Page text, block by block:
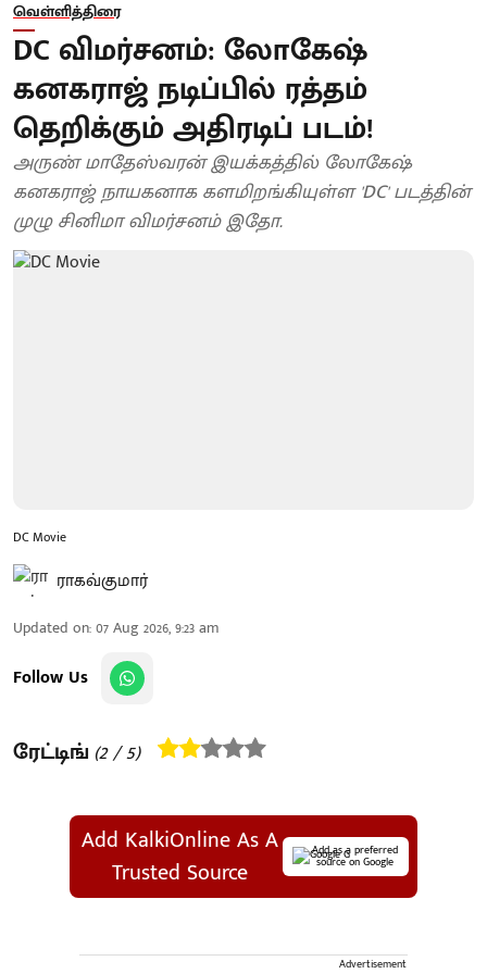
வெள்ளித்திரை
DC விமர்சனம்: லோகேஷ்
கனகராஜ் நடிப்பில் ரத்தம்
தெறிக்கும் அதிரடிப் படம்!
அருண் மாதேஸ்வரன் இயக்கத்தில் லோகேஷ்
கனகராஜ் நாயகனாக களமிறங்கியுள்ள 'DC' படத்தின்
முழு சினிமா விமர்சனம் இதோ.
DC Movie
ராகவ்குமார்
Updated on:07 Aug 2026, 9:23 am
Follow Us
ரேட்டிங் (2/ 5)
Add KalkiOnline As A
Trusted Source
Add as a preferred
source on Google
Advertisement